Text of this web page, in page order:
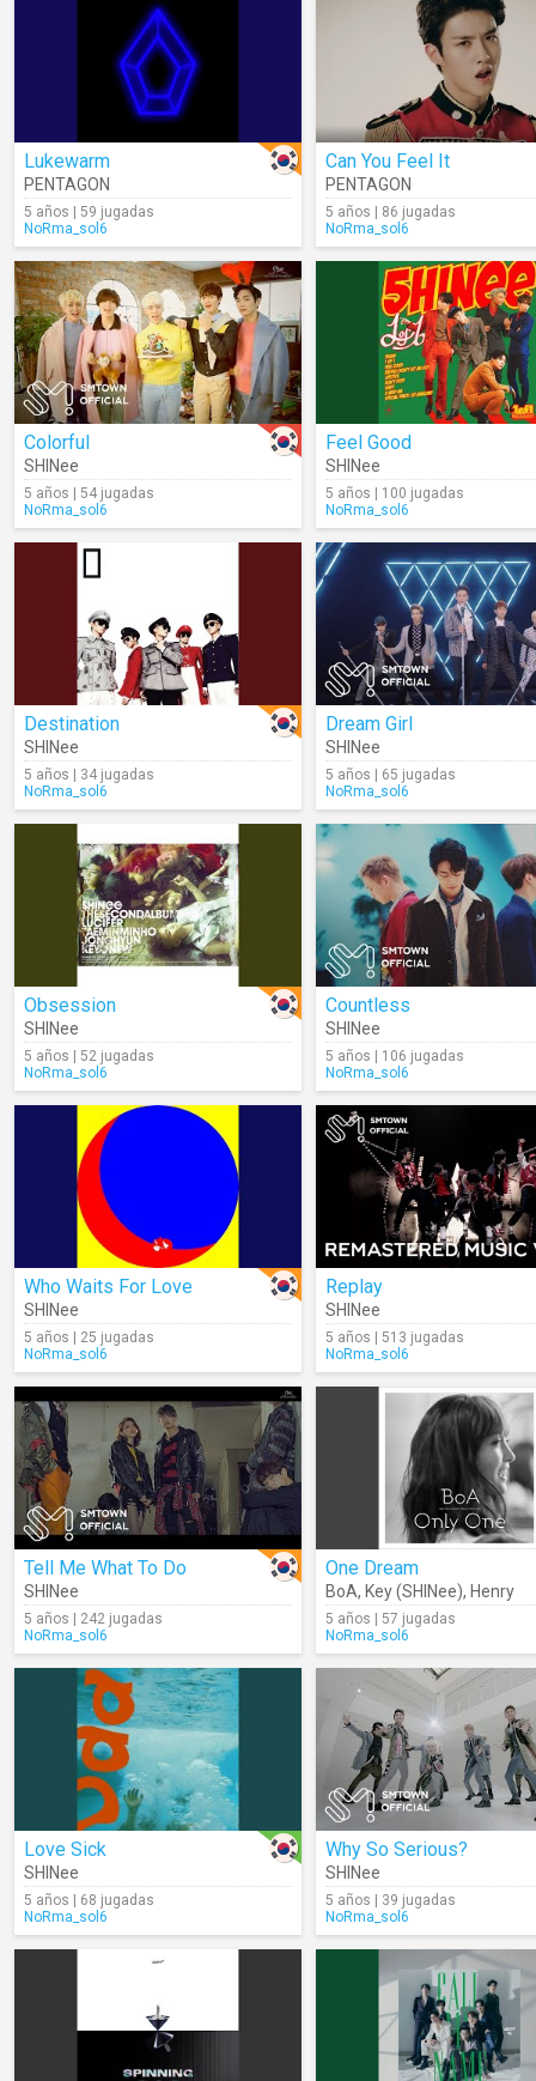
Lukewarm
PENTAGON
5 años | 59 jugadas
NoRma_sol6
Can You Feel It
PENTAGON
5 años | 86 jugadas
NoRma_sol6
Colorful
SHINee
5 años | 54 jugadas
NoRma_sol6
Feel Good
SHINee
5 años | 100 jugadas
NoRma_sol6
Destination
SHINee
5 años | 34 jugadas
NoRma_sol6
Dream Girl
SHINee
5 años | 65 jugadas
NoRma_sol6
Obsession
SHINee
5 años | 52 jugadas
NoRma_sol6
Countless
SHINee
5 años | 106 jugadas
NoRma_sol6
Who Waits For Love
SHINee
5 años | 25 jugadas
NoRma_sol6
Replay
SHINee
5 años | 513 jugadas
NoRma_sol6
Tell Me What To Do
SHINee
5 años | 242 jugadas
NoRma_sol6
One Dream
BoA, Key (SHINee), Henry
5 años | 57 jugadas
NoRma_sol6
Love Sick
SHINee
5 años | 68 jugadas
NoRma_sol6
Why So Serious?
SHINee
5 años | 39 jugadas
NoRma_sol6